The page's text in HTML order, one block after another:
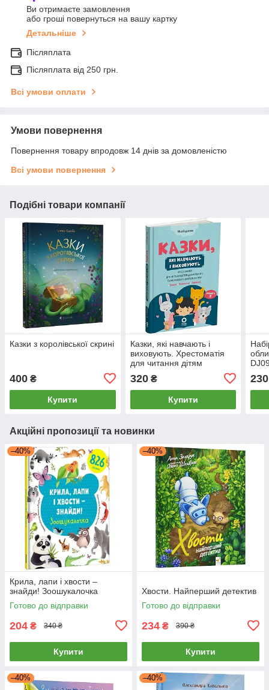
Ви отримаєте замовлення
або гроші повернуться на вашу картку
Детальніше
Післяплата
Післяплата від 250 грн.
Всі умови оплати
Умови повернення
Повернення товару впродовж 14 днів за домовленістю
Всі умови повернення
Подібні товари компанії
Казки з королівської скрині
400 ₴
Купити
Казки, які навчають і
виховують. Хрестоматія
для читання дітям
дошкільного та молодшого
шкільного віку. Книга 2
320₴
Купити
230
Акційні пропозиції та новинки
–40%
Крила, лапи і хвости –
знайди! Зоошукалочка
Готово до відправки
204 ₴ 340 ₴
Купити
–40%
Хвости. Найперший детектив
Готово до відправки
234 ₴ 390 ₴
Купити
–40% –40%